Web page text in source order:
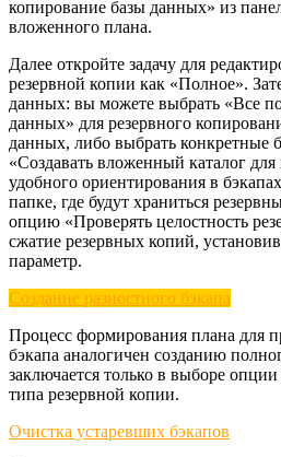
копирование базы данных» из
вложенного плана.
Далее откройте задачу для
резервной копии как «Полное».
данных: вы можете выбрать «Все
данных» для резервного
данных, либо выбрать конкретные
«Создавать вложенный каталог
удобного ориентирования в
папке, где будут храниться
опцию «Проверять целостность
сжатие резервных копий,
параметр.
Создание разностного бэкапа
Процесс формирования плана для
бэкапа аналогичен созданию
заключается только в выборе опции
типа резервной копии.
Очистка устаревших бэкапов